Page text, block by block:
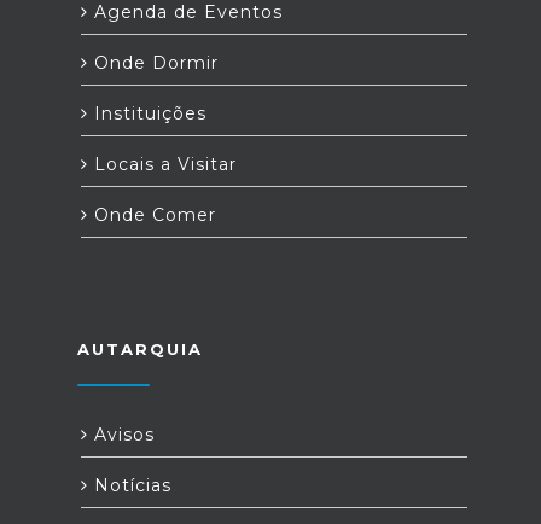
Agenda de Eventos
Onde Dormir
Instituições
Locais a Visitar
Onde Comer
AUTARQUIA
Avisos
Notícias